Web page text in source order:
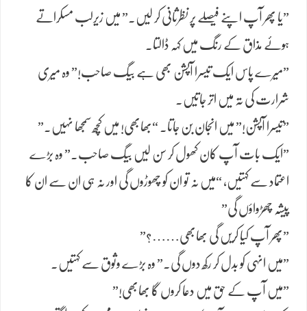
​”یا پھر آپ اپنے فیصلے پر نظرثانی کر لیں۔” میں زیرلب مسکراتے
ہوئے مذاق کے رنگ میں کہہ ڈالتا۔
​”میرے پاس ایک تیسرا آپشن بھی ہے بیگ صاحب!” وہ میری
شرارت کی تہ میں اتر جاتیں۔
​”تیسرا آپشن!” میں انجان بن جاتا۔ “بھابھی! میں کچھ سمجھا نہیں۔”
​”ایک بات آپ کان کھول کر سن لیں بیگ صاحب۔” وہ بڑے
اعتماد سے کہتیں، “میں نہ تو ان کو چھوڑوں گی اور نہ ہی ان سے ان کا
پیشہ چھڑواؤں گی”
​”پھر آپ کیا کریں گی بھابھی……؟”
​”میں انہی کو بدل کر رکھ دوں گی۔” وہ بڑے وثوق سے کہتیں۔
​”میں آپ کے حق میں دعا کروں گا بھابھی!”